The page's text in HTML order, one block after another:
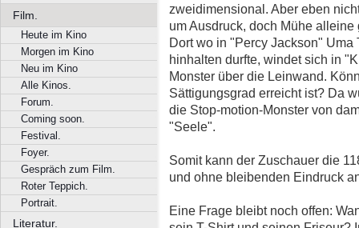
Film.
Heute im Kino
Morgen im Kino
Neu im Kino
Alle Kinos.
Forum.
Coming soon.
Festival.
Foyer.
Gespräch zum Film.
Roter Teppich.
Portrait.
Literatur.
zweidimensional. Aber eben
um Ausdruck, doch Mühe alleine
Dort wo in "Percy Jackson"
hinhalten durfte, windet sich in
Monster über die Leinwand.
Sättigungsgrad erreicht ist? Da
die Stop-motion-Monster von
"Seele".
Somit kann der Zuschauer die
und ohne bleibenden Eindruck
Eine Frage bleibt noch offen: